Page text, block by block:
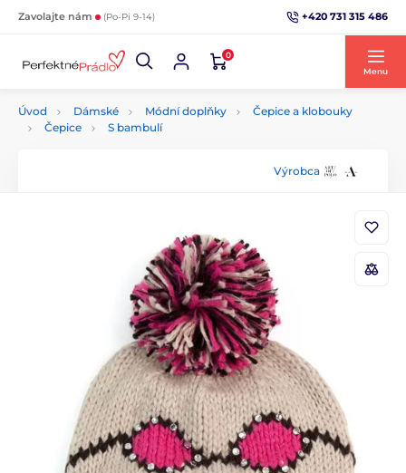
Zavolajte nám (Po-Pi 9-14) +420 731 315 486
0
Menu
Úvod Dámské Módní doplňky
Čepice a klobouky
Čepice
S bambulí
Výrobca